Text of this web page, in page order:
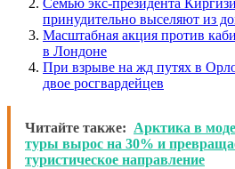
Семью экс-президента
принудительно выселяют из
Масштабная акция против
в Лондоне
При взрыве на жд путях в
двое росгвардейцев
Читайте также: Арктика в
туры вырос на 30% и
туристическое направление